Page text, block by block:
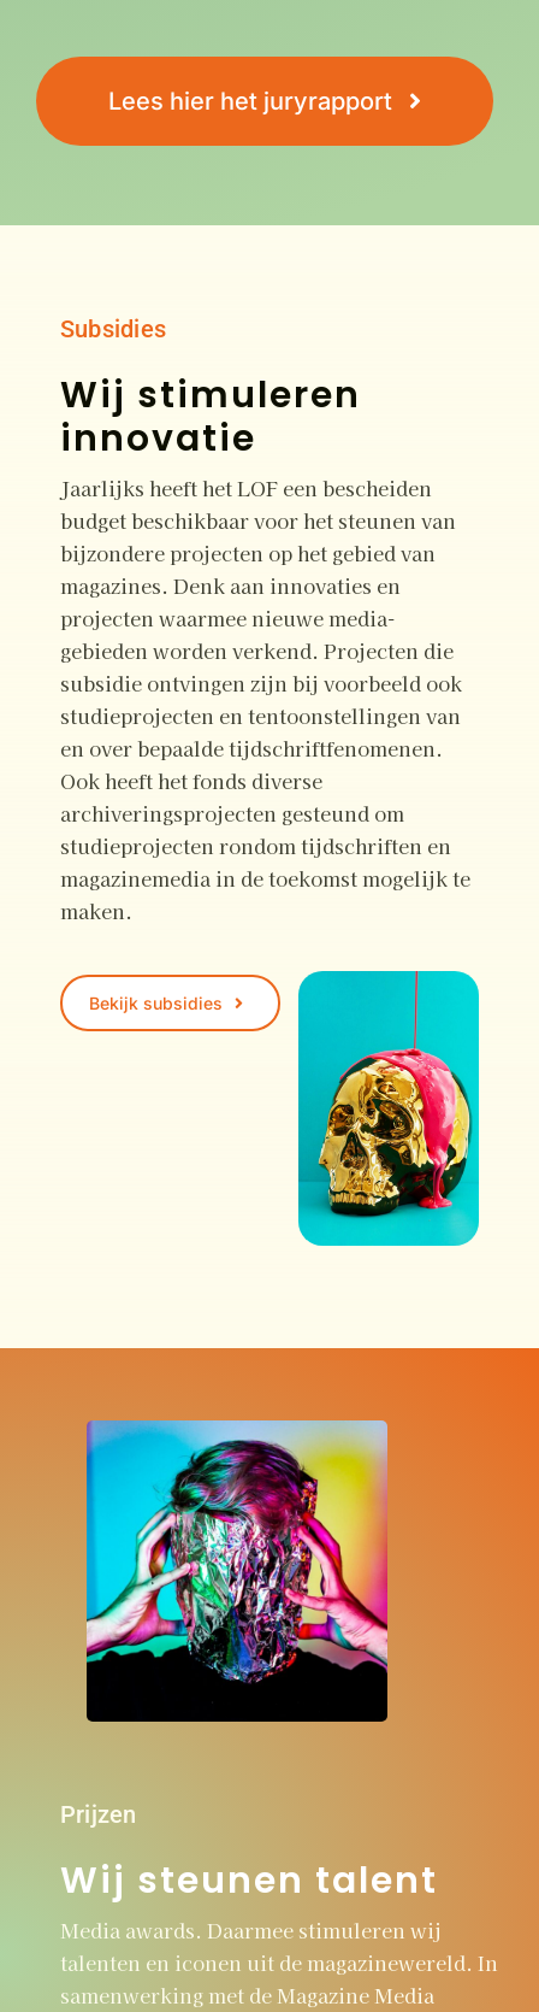
Lees hier het juryrapport
Subsidies
Wij stimuleren
innovatie
Jaarlijks heeft het LOF een bescheiden
budget beschikbaar voor het steunen van
bijzondere projecten op het gebied van
magazines. Denk aan innovaties en
projecten waarmee nieuwe media-
gebieden worden verkend. Projecten die
subsidie ontvingen zijn bij voorbeeld ook
studieprojecten en tentoonstellingen van
en over bepaalde tijdschriftfenomenen.
Ook heeft het fonds diverse
archiveringsprojecten gesteund om
studieprojecten rondom tijdschriften en
magazinemedia in de toekomst mogelijk te
maken.
Bekijk subsidies
Prijzen
Wij steunen talent
Media awards. Daarmee stimuleren wij
talenten en iconen uit de magazinewereld. In
samenwerking met de Magazine Media